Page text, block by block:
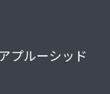
プルーシッド